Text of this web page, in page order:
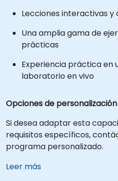
Lecciones interactivas y
Una amplia gama de
prácticas
Experiencia práctica en
laboratorio en vivo
Opciones de
Si desea adaptar esta
requisitos específicos,
programa personalizado.
Leer más